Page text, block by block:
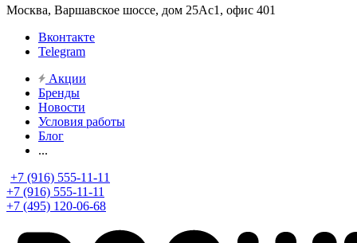
Москва, Варшавское шоссе, дом 25Аc1, офис 401
Вконтакте
Telegram
Акции
Бренды
Новости
Условия работы
Блог
...
+7 (916) 555-11-11
+7 (916) 555-11-11
+7 (495) 120-06-68